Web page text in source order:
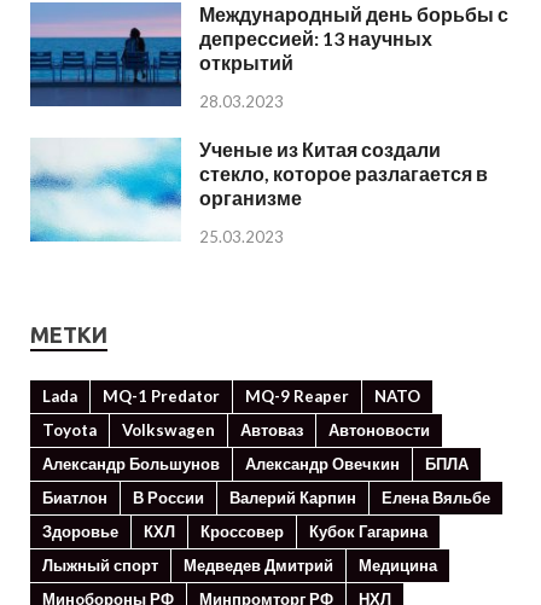
Международный день борьбы с
депрессией: 13 научных
открытий
28.03.2023
Ученые из Китая создали
стекло, которое разлагается в
организме
25.03.2023
МЕТКИ
Lada MQ-1 Predator MQ-9 Reaper
NATO
Toyota
Volkswagen Автоваз
Автоновости
Александр Большунов
Александр Овечкин
БПЛА
Биатлон
В России Валерий Карпин
Елена Вяльбе
Здоровье
КХЛ Кроссовер
Кубок Гагарина
Лыжный спорт
Медведев Дмитрий
Медицина
Минoбороны РФ
Минпромторг РФ
НХЛ